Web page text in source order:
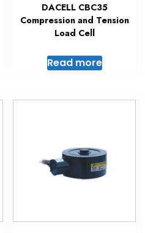
DACELL CBC35
Compression and Tension
Load Cell
Read more